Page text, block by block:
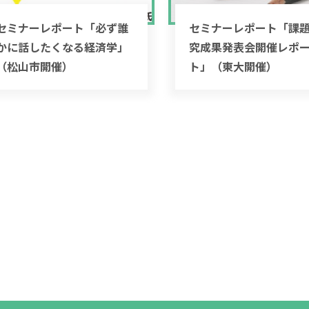
ミナーレポート「必ず誰
に話したくなる経済学」
松山市開催）
セミナーレポート「課
究成果発表会開催レポ
ト」（東大開催）